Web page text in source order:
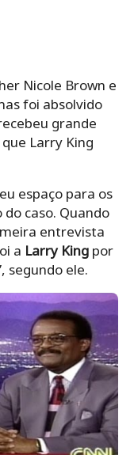
Nicole Brown e
foi absolvido
grande
Larry King
espaço para os
caso. Quando
entrevista
a Larry King por
segundo ele.